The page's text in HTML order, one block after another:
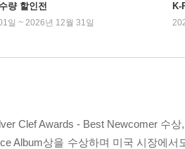
량 할인전
일 ~ 2026년 12월 31일
K-
Clef Awards - Best Newcomer 수
Album상을 수상하며 미국 시장에